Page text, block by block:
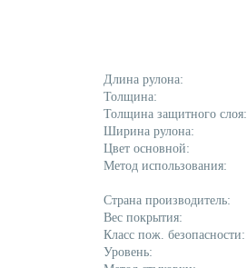
Длина рулона:
Толщина:
Толщина защитного слоя:
Ширина рулона:
Цвет основной:
Метод использования:
Страна производитель:
Вес покрытия:
Класс пож. безопасности:
Уровень: